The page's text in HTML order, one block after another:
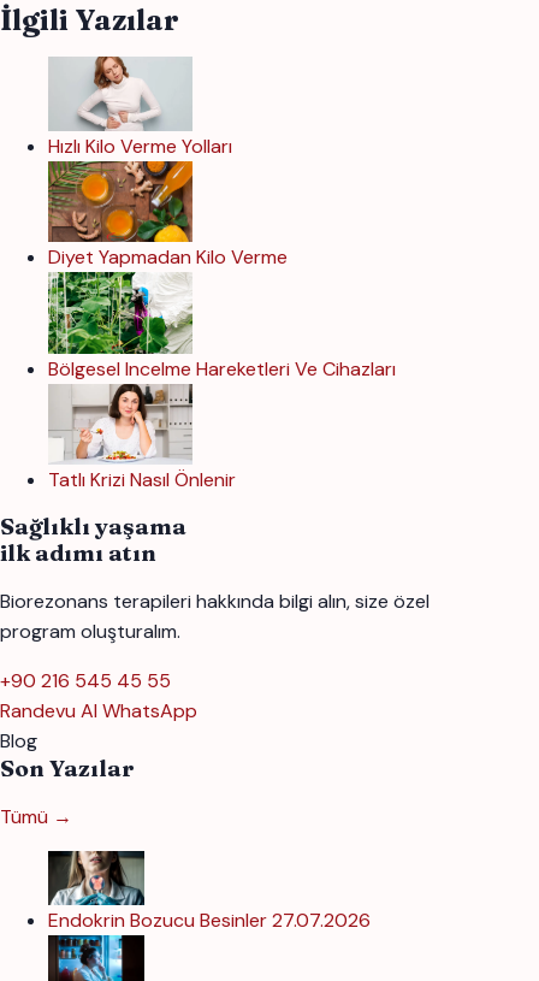
İlgili Yazılar
Hızlı Kilo Verme Yolları
Diyet Yapmadan Kilo Verme
Bölgesel Incelme Hareketleri Ve Cihazları
Tatlı Krizi Nasıl Önlenir
Sağlıklı yaşama
ilk adımı atın
Biorezonans terapileri hakkında bilgi alın, size özel
program oluşturalım.
+90 216 545 45 55
Randevu Al WhatsApp
Blog
Son Yazılar
Tümü →
Endokrin Bozucu Besinler27.07.2026